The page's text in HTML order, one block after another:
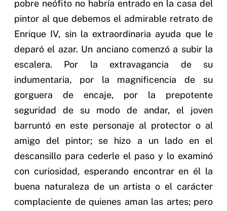
pobre neófito no habría entrado en la casa del
pintor al que debemos el admirable retrato de
Enrique IV, sin la extraordinaria ayuda que le
deparó el azar. Un anciano comenzó a subir la
escalera. Por la extravagancia de su
indumentaria, por la magnificencia de su
gorguera de encaje, por la prepotente
seguridad de su modo de andar, el joven
barruntó en este personaje al protector o al
amigo del pintor; se hizo a un lado en el
descansillo para cederle el paso y lo examinó
con curiosidad, esperando encontrar en él la
buena naturaleza de un artista o el carácter
complaciente de quienes aman las artes; pero